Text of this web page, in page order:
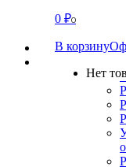
0 ₽0
В корзину
Нет
СВЯЗАТЬСЯ
О нас